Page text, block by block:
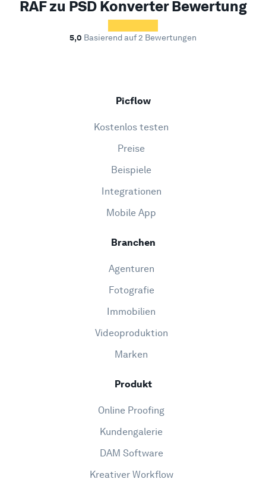
RAF zu PSD Konverter Bewertung
5,0 Basierend auf 2 Bewertungen
Picflow
Kostenlos testen
Preise
Beispiele
Integrationen
Mobile App
Branchen
Agenturen
Fotografie
Immobilien
Videoproduktion
Marken
Produkt
Online Proofing
Kundengalerie
DAM Software
Kreativer Workflow